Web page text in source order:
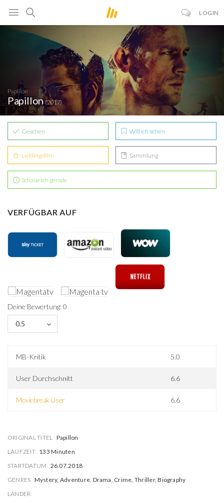
LOGIN
Papillon
Papillon(2017)
Gesehen Will ich sehen
Lieblingsfilm Sammlung
Schaue ich gerade
VERFÜGBAR AUF
Deine Bewertung: 0
0.5
MB-Kritik 5.0
User Durchschnitt 6.6
Moviebreak User 6.6
ORIGINAL TITEL
Papillon
LAUFZEIT 133 Minuten
STARTDATUM 26.07.2018
GENRES Mystery, Adventure, Drama, Crime, Thriller, Biography
LÄNDER